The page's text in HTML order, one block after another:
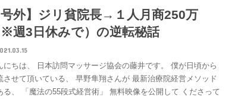
号外】ジリ貧院長→１人月商250万
※週3日休みで）の逆転秘話
にちは、 日本訪問マッサージ協会の藤井です。 僕が日頃から
させて頂いている、 早野隼翔さんが 最新治療院経営メソッド
る、 「魔法の55段式経営術」 無料映像を公開して くださって